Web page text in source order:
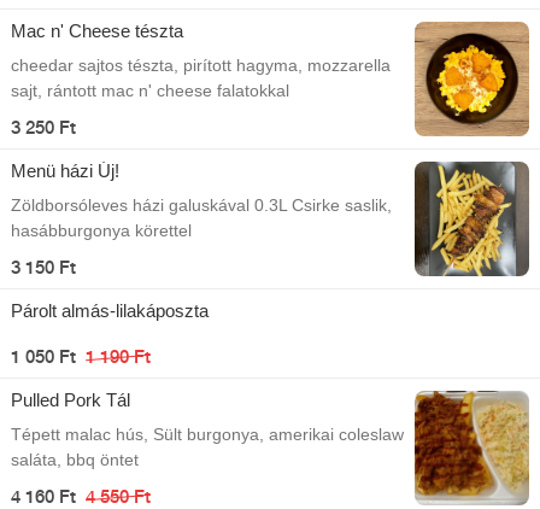
Mac n' Cheese tészta
cheedar sajtos tészta, pirított hagyma, mozzarella
sajt, rántott mac n' cheese falatokkal
3 250 Ft
Menü házi Új!
Zöldborsóleves házi galuskával 0.3L Csirke saslik,
hasábburgonya körettel
3 150 Ft
Párolt almás-lilakáposzta
1 050 Ft 1 190 Ft
Pulled Pork Tál
Tépett malac hús, Sült burgonya, amerikai coleslaw
saláta, bbq öntet
4 160 Ft 4 550 Ft